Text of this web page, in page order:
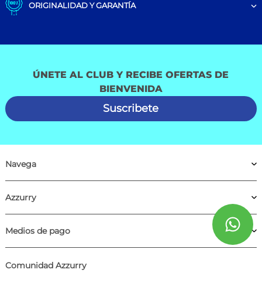
ORIGINALIDAD Y GARANTÍA
ÚNETE AL CLUB Y RECIBE OFERTAS DE
BIENVENIDA
Suscribete
Navega
Azzurry
Medios de pago
Comunidad Azzurry